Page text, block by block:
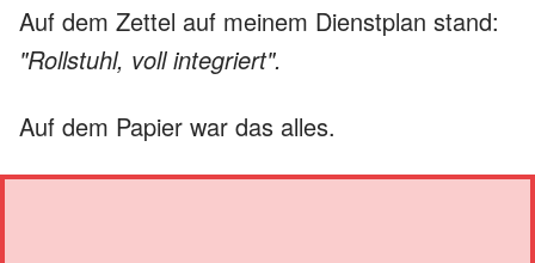
Auf dem Zettel auf meinem Dienstplan stand:
"Rollstuhl, voll integriert".
Auf dem Papier war das alles.